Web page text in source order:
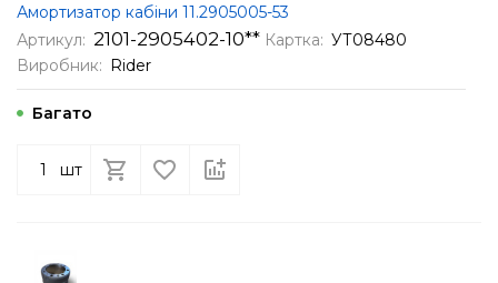
Амортизатор кабіни 11.2905005-53
Артикул: 2101-2905402-10** Картка: УТ08480
Виробник: Rider
Багато
шт